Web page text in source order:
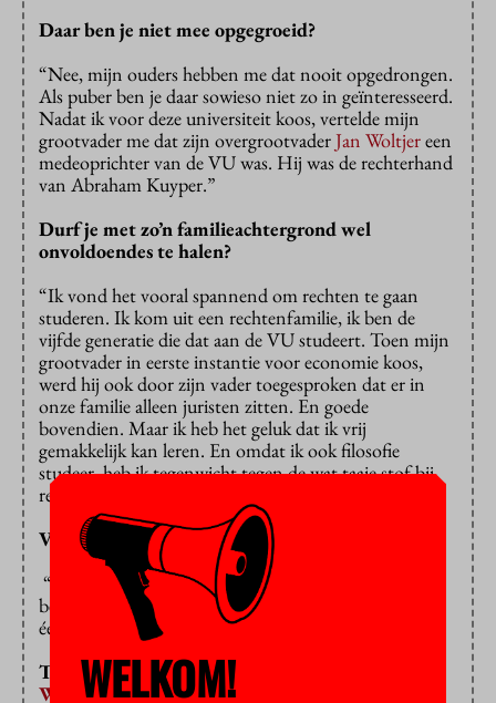
Daar ben je niet mee opgegroeid?
“Nee, mijn ouders hebben me dat nooit opgedrongen.
Als puber ben je daar sowieso niet zo in geïnteresseerd.
Nadat ik voor deze universiteit koos, vertelde mijn
grootvader me dat zijn overgrootvaderJan Woltjereen
medeoprichter van de VU was. Hij was de rechterhand
van Abraham Kuyper.”
Durf je met zo’n familieachtergrond wel
onvoldoendes te halen?
“Ik vond het vooral spannend om rechten te gaan
studeren. Ik kom uit een rechtenfamilie, ik ben de
vijfde generatie die dat aan de VU studeert. Toen mijn
grootvader in eerste instantie voor economie koos,
werd hij ook door zijn vader toegesproken dat er in
onze familie alleen juristen zitten. En goede
bovendien. Maar ik heb het geluk dat ik vrij
gemakkelijk kan leren. En omdat ik ook filosofie
studeer, heb ik tegenwicht tegen de wat taaie stof bij
rechten.”
Voelde je je nou hier meteen thuis?
“Dat klinkt een beetje negatief, maar ik schrok een
beetje toen ik de universiteit voor het eerst zag. Het is
één grote betonblok.”
Terwijl nota bene jouw eigen overgrootvader,
Wilhelm de Gaay Fortman
WELKOM!